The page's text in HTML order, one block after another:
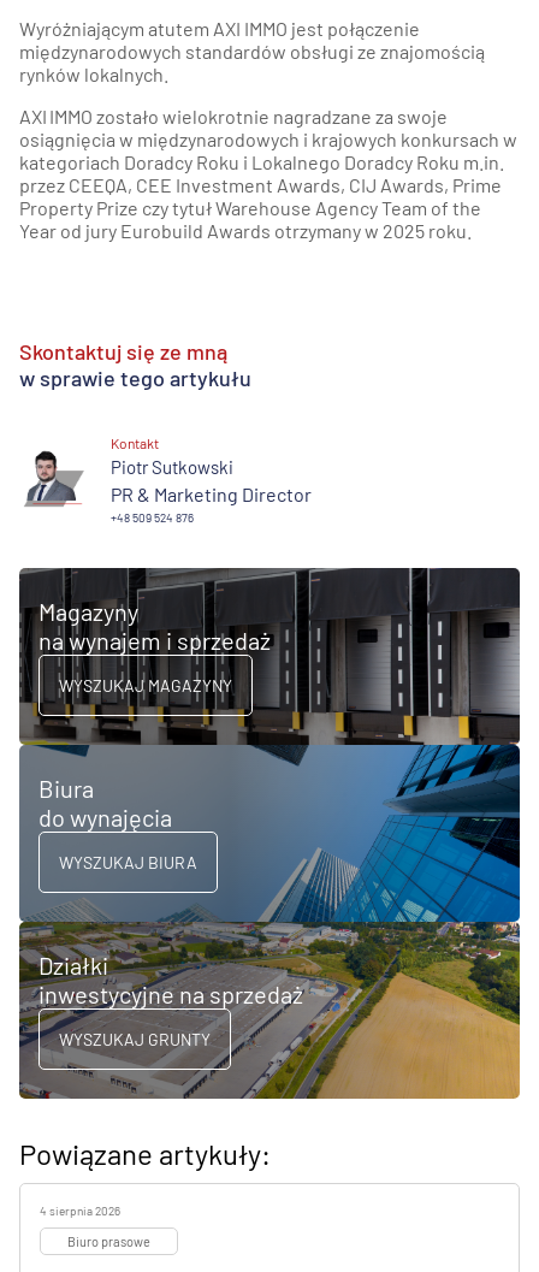
Wyróżniającym atutem AXI IMMO jest połączenie
międzynarodowych standardów obsługi ze znajomością
rynków lokalnych.
AXI IMMO zostało wielokrotnie nagradzane za swoje
osiągnięcia w międzynarodowych i krajowych konkursach w
kategoriach Doradcy Roku i Lokalnego Doradcy Roku m.in.
przez CEEQA, CEE Investment Awards, CIJ Awards, Prime
Property Prize czy tytuł Warehouse Agency Team of the
Year od jury Eurobuild Awards otrzymany w 2025 roku.
Skontaktuj się ze mną
w sprawie tego artykułu
Kontakt
Piotr Sutkowski
PR & Marketing Director
+48 509 524 876
Magazyny
na wynajem i sprzedaż
WYSZUKAJ MAGAZYNY
Biura
do wynajęcia
WYSZUKAJ BIURA
Działki
inwestycyjne na sprzedaż
WYSZUKAJ GRUNTY
Powiązane artykuły:
4 sierpnia 2026
Biuro prasowe